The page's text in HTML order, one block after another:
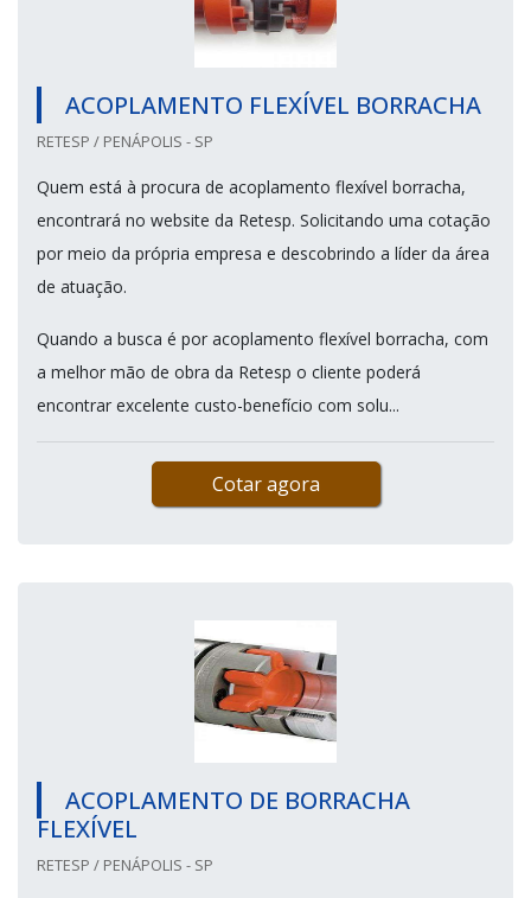
ACOPLAMENTO FLEXÍVEL BORRACHA
RETESP / PENÁPOLIS - SP
Quem está à procura de acoplamento flexível borracha,
encontrará no website da Retesp. Solicitando uma cotação
por meio da própria empresa e descobrindo a líder da área
de atuação.
Quando a busca é por acoplamento flexível borracha, com
a melhor mão de obra da Retesp o cliente poderá
encontrar excelente custo-benefício com solu...
Cotar agora
ACOPLAMENTO DE BORRACHA
FLEXÍVEL
RETESP / PENÁPOLIS - SP